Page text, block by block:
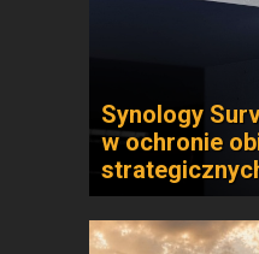
Synology
w ochronie